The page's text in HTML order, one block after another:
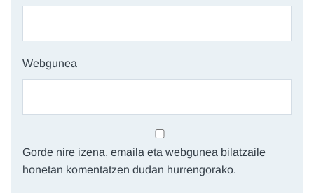
Webgunea
Gorde nire izena, emaila eta webgunea bilatzaile
honetan komentatzen dudan hurrengorako.